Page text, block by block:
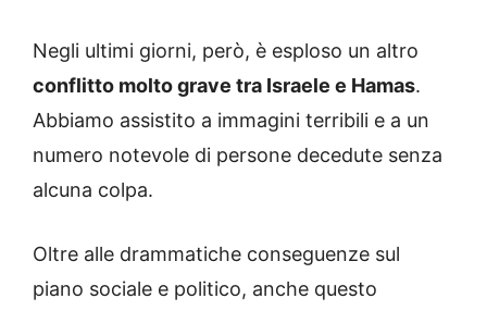
Negli ultimi giorni, però, è esploso un altro
conflitto molto grave tra Israele e Hamas.
Abbiamo assistito a immagini terribili e a un
numero notevole di persone decedute senza
alcuna colpa.
Oltre alle drammatiche conseguenze sul
piano sociale e politico, anche questo